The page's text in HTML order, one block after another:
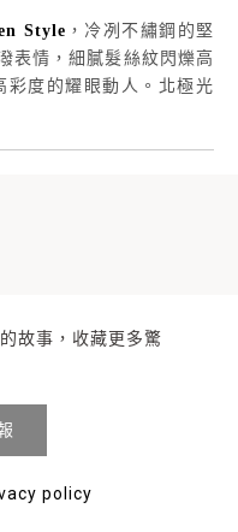
Style ，冷冽不繡鋼的堅
表情，細膩髮絲紋閃爍高
彩度的耀眼動人。北極光
故事，收藏更多驚
policy